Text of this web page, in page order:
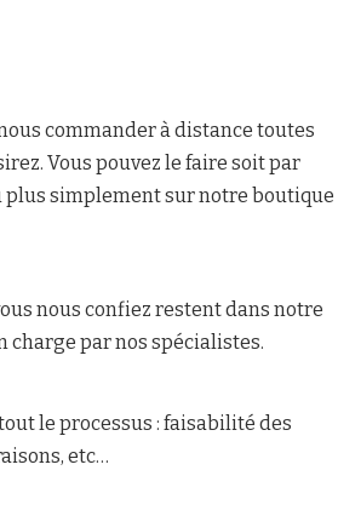
commander à distance toutes
Vous pouvez le faire soit par
plus simplement sur notre boutique
nous confiez restent dans notre
charge par nos spécialistes.
le processus : faisabilité des
etc…